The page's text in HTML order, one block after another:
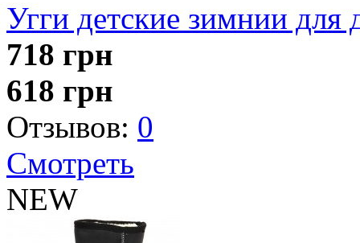
Угги детские зимнии для
718 грн
618 грн
Отзывов: 0
Смотреть
NEW